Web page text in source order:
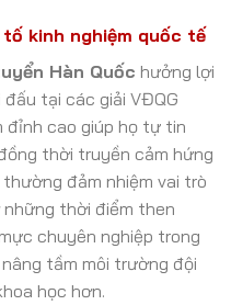
kinh nghiệm quốc tế
Hàn Quốc hưởng lợi
tại các giải VĐQG
đỉnh cao giúp họ tự tin
thời truyền cảm hứng
đảm nhiệm vai trò
thời điểm then
chuyên nghiệp trong
tầm môi trường đội
học hơn.